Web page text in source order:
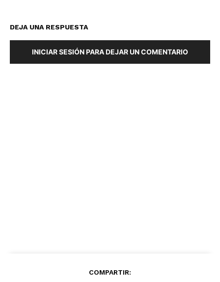
DEJA UNA RESPUESTA
INICIAR SESIÓN PARA DEJAR UN COMENTARIO
COMPARTIR: